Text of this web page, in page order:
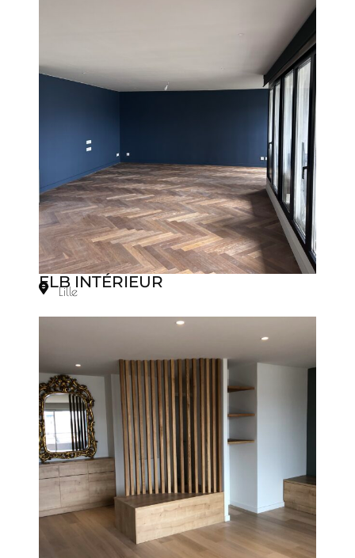
ELB INTÉRIEUR
Lille